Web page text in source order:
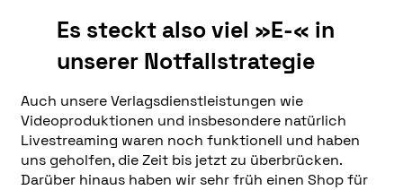
Es steckt also viel »E-« in
unserer Notfallstrategie
Auch unsere Verlagsdienstleistungen wie
Videoproduktionen und insbesondere natürlich
Livestreaming waren noch funktionell und haben
uns geholfen, die Zeit bis jetzt zu überbrücken.
Darüber hinaus haben wir sehr früh einen Shop für